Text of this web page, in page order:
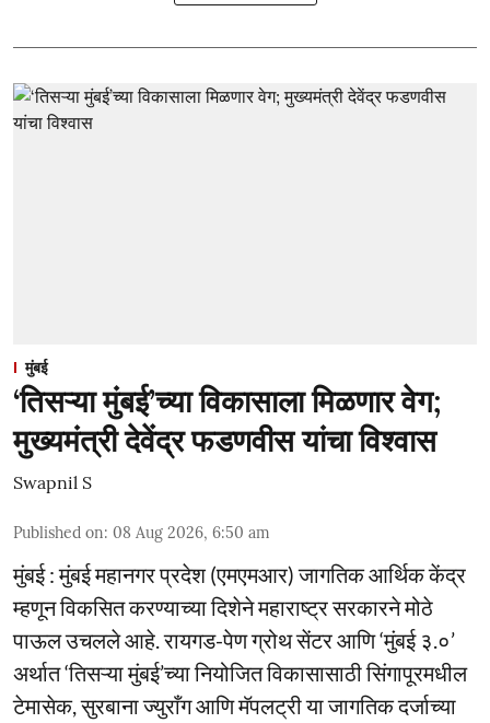
मुंबई
‘तिसऱ्या मुंबई’च्या विकासाला मिळणार वेग;
मुख्यमंत्री देवेंद्र फडणवीस यांचा विश्वास
Swapnil S
Published on: 08 Aug 2026, 6:50 am
मुंबई : मुंबई महानगर प्रदेश (एमएमआर) जागतिक आर्थिक केंद्र
म्हणून विकसित करण्याच्या दिशेने महाराष्ट्र सरकारने मोठे
पाऊल उचलले आहे. रायगड-पेण ग्रोथ सेंटर आणि ‘मुंबई ३.०’
अर्थात ‘तिसऱ्या मुंबई’च्या नियोजित विकासासाठी सिंगापूरमधील
टेमासेक, सुरबाना ज्युराँग आणि मॅपलट्री या जागतिक दर्जाच्या